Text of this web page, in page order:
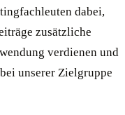
dabei,
zusätzliche
verdienen und
unserer Zielgruppe